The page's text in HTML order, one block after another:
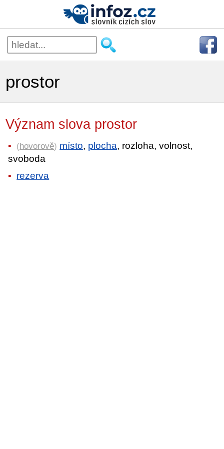
prostor
Význam slova prostor
(hovorově) místo, plocha, rozloha, volnost,
svoboda
rezerva